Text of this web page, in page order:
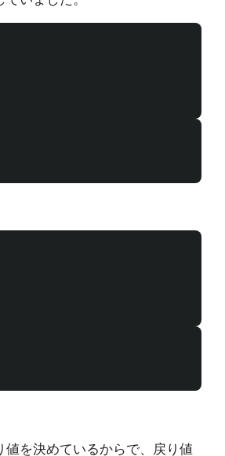
を決めているからで、戻り値